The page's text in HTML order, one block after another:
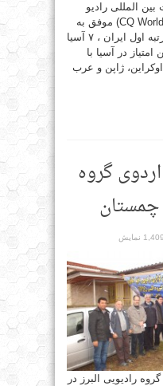
بین المللی رادیو
آماتوری ( CQ World Wide DX Contest) موفق به
کسب امتیاز ۴۳۷۳۳۰ و احراز رتبه اول ایران ، ۷ آسیا
امتیاز در آسیا با
ژاپن و عرب
گروه
چمستان
1,409 نمایش
رادیویی البرز در